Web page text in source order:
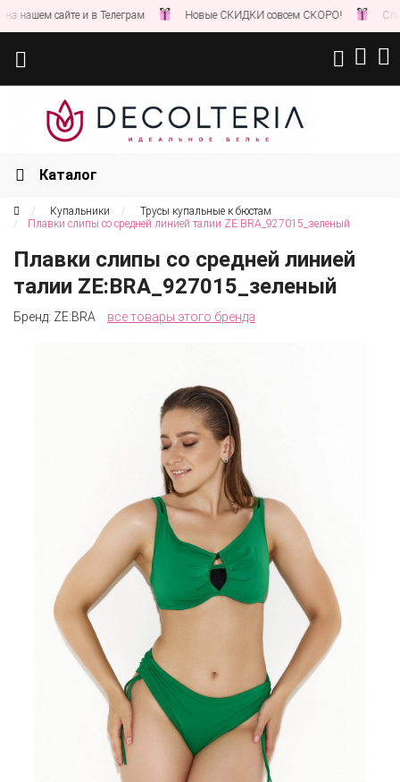
сайте и в Телеграм Новые СКИДКИ совсем СКОРО!
Каталог
Купальники
Трусы купальные к бюстам
Плавки слипы со средней линией талии ZE:BRA_927015_зеленый
Плавки слипы со средней линией
талии ZE:BRA_927015_зеленый
Бренд: ZE:BRA все товары этого бренда